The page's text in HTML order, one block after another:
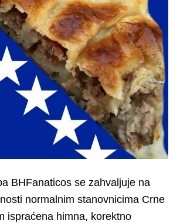
BHFanaticos se zahvaljuje na
normalnim stanovnicima Crne
ispraćena himna, korektno